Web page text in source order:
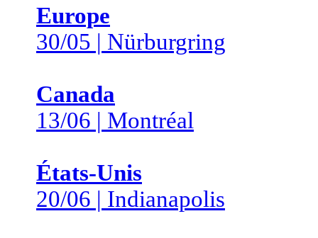
Europe
30/05 | Nürburgring
Canada
13/06 | Montréal
États-Unis
20/06 | Indianapolis